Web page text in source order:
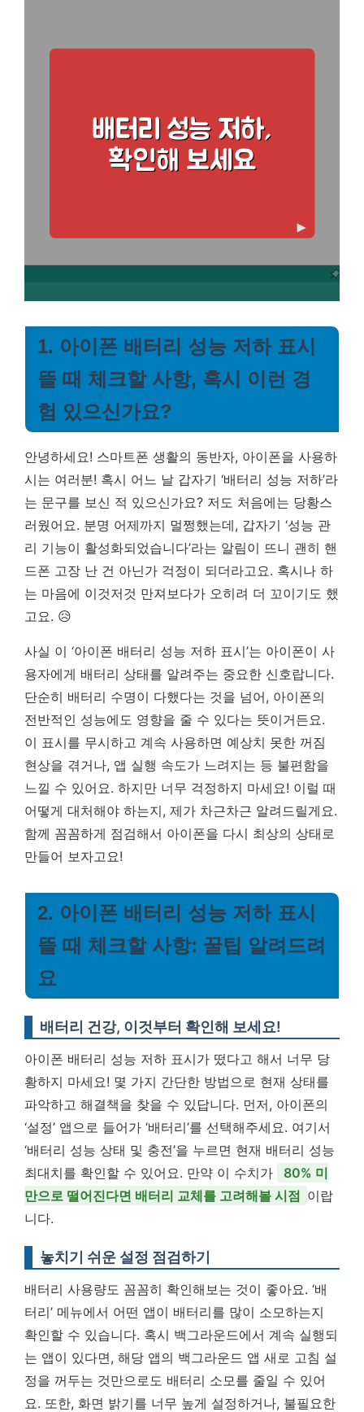
1. 아이폰 배터리 성능 저하 표시
뜰 때 체크할 사항, 혹시 이런 경
험 있으신가요?
안녕하세요! 스마트폰 생활의 동반자, 아이폰을 사용하
시는 여러분! 혹시 어느 날 갑자기 ‘배터리 성능 저하’라
는 문구를 보신 적 있으신가요? 저도 처음에는 당황스
러웠어요. 분명 어제까지 멀쩡했는데, 갑자기 ‘성능 관
리 기능이 활성화되었습니다’라는 알림이 뜨니 괜히 핸
드폰 고장 난 건 아닌가 걱정이 되더라고요. 혹시나 하
는 마음에 이것저것 만져보다가 오히려 더 꼬이기도 했
고요. 😥
사실 이 ‘아이폰 배터리 성능 저하 표시’는 아이폰이 사
용자에게 배터리 상태를 알려주는 중요한 신호랍니다.
단순히 배터리 수명이 다했다는 것을 넘어, 아이폰의
전반적인 성능에도 영향을 줄 수 있다는 뜻이거든요.
이 표시를 무시하고 계속 사용하면 예상치 못한 꺼짐
현상을 겪거나, 앱 실행 속도가 느려지는 등 불편함을
느낄 수 있어요. 하지만 너무 걱정하지 마세요! 이럴 때
어떻게 대처해야 하는지, 제가 차근차근 알려드릴게요.
함께 꼼꼼하게 점검해서 아이폰을 다시 최상의 상태로
만들어 보자고요!
2. 아이폰 배터리 성능 저하 표시
뜰 때 체크할 사항: 꿀팁 알려드려
요
배터리 건강, 이것부터 확인해 보세요!
아이폰 배터리 성능 저하 표시가 떴다고 해서 너무 당
황하지 마세요! 몇 가지 간단한 방법으로 현재 상태를
파악하고 해결책을 찾을 수 있답니다. 먼저, 아이폰의
‘설정’ 앱으로 들어가 ‘배터리’를 선택해주세요. 여기서
‘배터리 성능 상태 및 충전’을 누르면 현재 배터리 성능
최대치를 확인할 수 있어요. 만약 이 수치가
80% 미
만으로 떨어진다면 배터리 교체를 고려해볼 시점 이랍
니다.
놓치기 쉬운 설정 점검하기
배터리 사용량도 꼼꼼히 확인해보는 것이 좋아요. ‘배
터리’ 메뉴에서 어떤 앱이 배터리를 많이 소모하는지
확인할 수 있습니다. 혹시 백그라운드에서 계속 실행되
는 앱이 있다면, 해당 앱의 백그라운드 앱 새로 고침 설
정을 꺼두는 것만으로도 배터리 소모를 줄일 수 있어
요. 또한, 화면 밝기를 너무 높게 설정하거나, 불필요한